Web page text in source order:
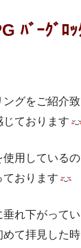
ﾊﾞｰｸﾞﾛｯ
ングをご紹介
ております
用している
おります
れ下がって
て拝見した